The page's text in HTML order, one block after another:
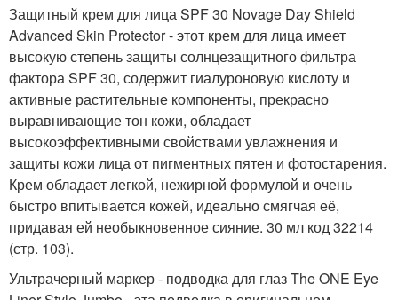
Защитный крем для лица SPF 30 Novage Day Shield
Advanced Skin Protector - этот крем для лица имеет
высокую степень защиты солнцезащитного фильтра
фактора SPF 30, содержит гиалуроновую кислоту и
активные растительные компоненты, прекрасно
выравнивающие тон кожи, обладает
высокоэффективными свойствами увлажнения и
защиты кожи лица от пигментных пятен и фотостарения.
Крем обладает легкой, нежирной формулой и очень
быстро впитывается кожей, идеально смягчая её,
придавая ей необыкновенное сияние. 30 мл код 32214
(стр. 103).
Ультрачерный маркер - подводка для глаз The ONE Eye